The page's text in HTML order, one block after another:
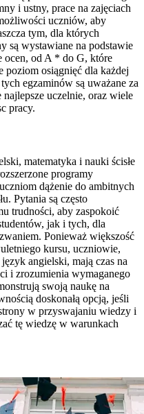
i ustny, prace na zajęciach
uczniów, aby
tym, dla których
są wystawiane na podstawie
ocen, od A * do G, które
poziom osiągnięć dla każdej
egzaminów są uważane za
uczelnie, oraz wiele
pracy.
matematyka i nauki ścisłe
programy
dążenie do ambitnych
Pytania są często
trudności, aby zaspokoić
jak i tych, dla
Ponieważ większość
kursu, uczniowie,
angielski, mają czas na
i zrozumienia wymaganego
swoją naukę na
doskonałą opcją, jeśli
w przyswajaniu wiedzy i
tę wiedzę w warunkach